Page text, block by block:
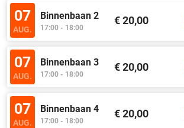
07
AUG.
Binnenbaan 2
17:00 - 18:00
€ 20,00
07
AUG.
Binnenbaan 3
17:00 - 18:00
€ 20,00
07
AUG.
Binnenbaan 4
17:00 - 18:00
€ 20,00